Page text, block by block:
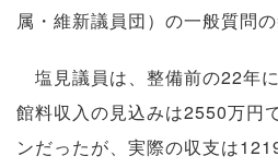
属・維新議員団）の一般質問
塩見議員は、整備前の22年
館料収入の見込みは2550万円
ンだったが、実際の収支は